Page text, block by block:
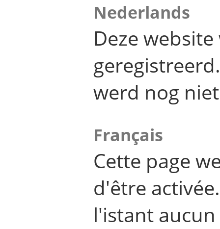
Nederlands
Deze
werd nog
Français
Cette page
d'être
l'istant